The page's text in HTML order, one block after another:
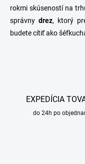
rokmi skúseností na
správnydrez, ktorý
budete cítiť ako
EXPEDÍCIA
do 24h po